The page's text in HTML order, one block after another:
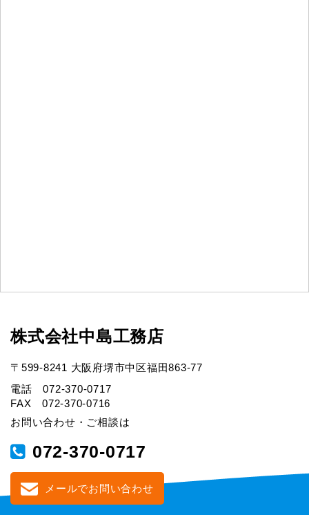
株式会社中島工務店
〒599-8241 大阪府堺市中区福田863-77
電話 072-370-0717
FAX 072-370-0716
お問い合わせ・ご相談は
072-370-0717
メールでお問い合わせ